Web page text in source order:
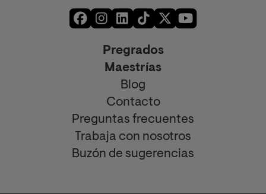
Pregrados
Maestrías
Blog
Contacto
Preguntas frecuentes
Trabaja con nosotros
Buzón de sugerencias